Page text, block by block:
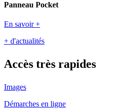
Panneau Pocket
En savoir +
+ d'actualités
Accès très rapides
Images
Démarches en ligne